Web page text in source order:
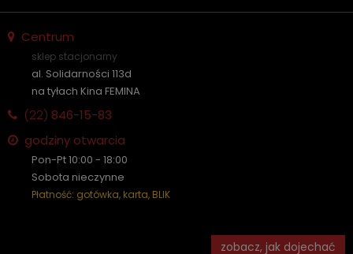
Centrum
sklep stacjonarny
al. Solidarności 113d
na tyłach Kina FEMINA
(22) 846-15-83
godziny otwarcia
Pon-Pt 10:00 - 18:00
Sobota nieczynne
Płatność: gotówka, karta, BLIK
zobacz, jak dojechać